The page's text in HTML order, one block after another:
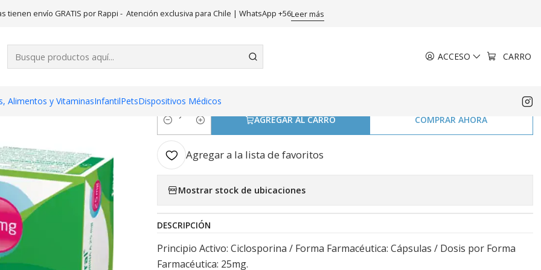
ACCESO CARRO
Alimentos y VitaminasInfantilPetsDispositivos Médicos
tienen envío GRATIS por Rappi - Atención exclusiva para Chile | WhatsApp +56Leer más
Equoral (B) Ciclosporina 25 mg 50 Cápsulas de gelatina blanda.
Equoral (B) Ciclosporina 25 mg 50
Cantidad
AGREGAR AL CARRO COMPRAR AHORA
Agregar a la lista de favoritos
Mostrar stock de ubicaciones
DESCRIPCIÓN
Principio Activo: Ciclosporina / Forma Farmacéutica: Cápsulas / Dosis por Forma
Farmacéutica: 25mg.